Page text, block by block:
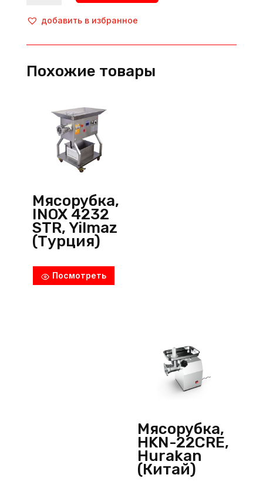
Мясорубка,
INOX
SMN,
(Турция)
добавить в избранное
Похожие товары
Мясорубка,
INOX 4232
STR, Yilmaz
(Турция)
Посмотреть
Мясорубка,
HKN-22CRE,
Hurakan
(Китай)